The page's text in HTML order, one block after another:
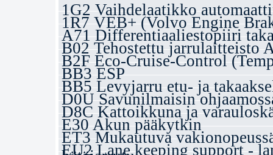
1G2 Vaihdelaatikko
1R7 VEB+ (Volvo Engine
A71 Differentiaaliestopiiri
B02 Tehostettu jarrulaitteisto
B2F Eco-Cruise-Control
BB3 ESP
BB5 Levyjarru etu- ja
D0U Savunilmaisin
D8C Kattoikkuna ja
E30 Akun pääkytkin
ET3 Mukautuva
EU2 Lane keeping support -